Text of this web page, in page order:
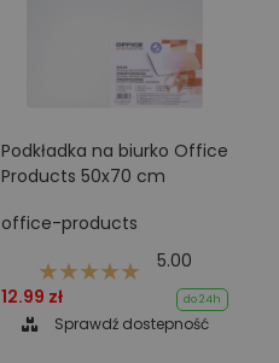
Podkładka na biurko Office
Products 50x70 cm
office-products
5.00
12.99 zł
do 24h
Sprawdź dostepność